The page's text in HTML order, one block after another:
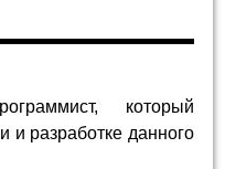
который
и разработке данного